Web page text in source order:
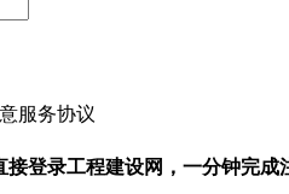
服务协议
登录工程建设网，一分钟完成